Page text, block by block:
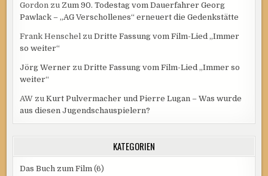
Gordon zu Zum 90. Todestag vom Dauerfahrer Georg
Pawlack – „AG Verschollenes“ erneuert die Gedenkstätte
Frank Henschel zuDritte Fassung vom Film-Lied „Immer
so weiter“
Jörg Werner zuDritte Fassung vom Film-Lied „Immer so
weiter“
AW zuKurt Pulvermacher und Pierre Lugan – Was wurde
aus diesen Jugendschauspielern?
KATEGORIEN
Das Buch zum Film (6)